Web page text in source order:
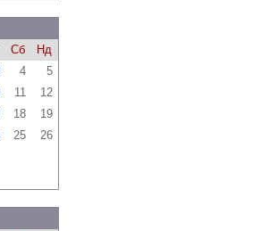
Сб
Нд
4
5
11
12
18
19
25
26